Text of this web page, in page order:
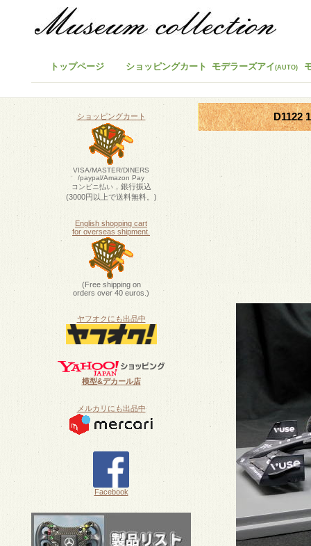
D1122
トップページ ショッピングカート モデラーズアイ(AUTO)
ショッピングカート
VISA/MASTER/DINERS
/paypal/Amazon Pay
コンビニ払い，銀行振込
(3000円以上で送料無料。)
English shopping cart
for overseas shipment.
(Free shipping on
orders over 40 euros.)
ヤフオクにも出品中
模型&デカール店
メルカリにも出品中
Facebook